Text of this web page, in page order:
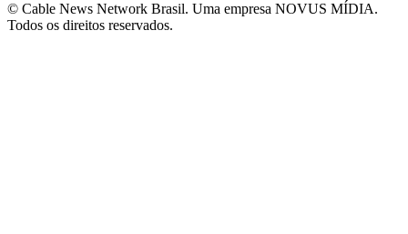
© Cable News Network Brasil. Uma empresa NOVUS MÍDIA.
Todos os direitos reservados.